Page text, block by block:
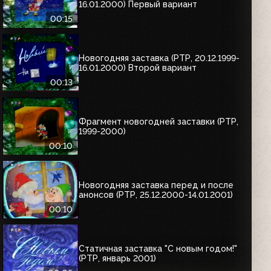
00:15
16.01.2000) Первый вариант
00:13
Новогодняя заставка (РТР, 20.12.1999-
16.01.2000) Второй вариант
00:10
Фрагмент новогодней заставки (РТР,
1999-2000)
00:10
Новогодняя заставка перед и после
анонсов (РТР, 25.12.2000-14.01.2001)
Статичная заставка "С новым годом!"
(РТР, январь 2001)